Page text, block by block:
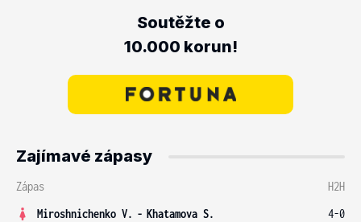
Soutěžte o
10.000 korun!
Zajímavé zápasy
Zápas
H2H
Miroshnichenko V. - Khatamova S.
4-0